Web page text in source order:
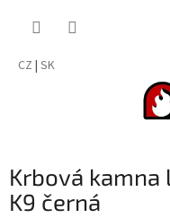
CZ | SK
Krbová
K9 černá